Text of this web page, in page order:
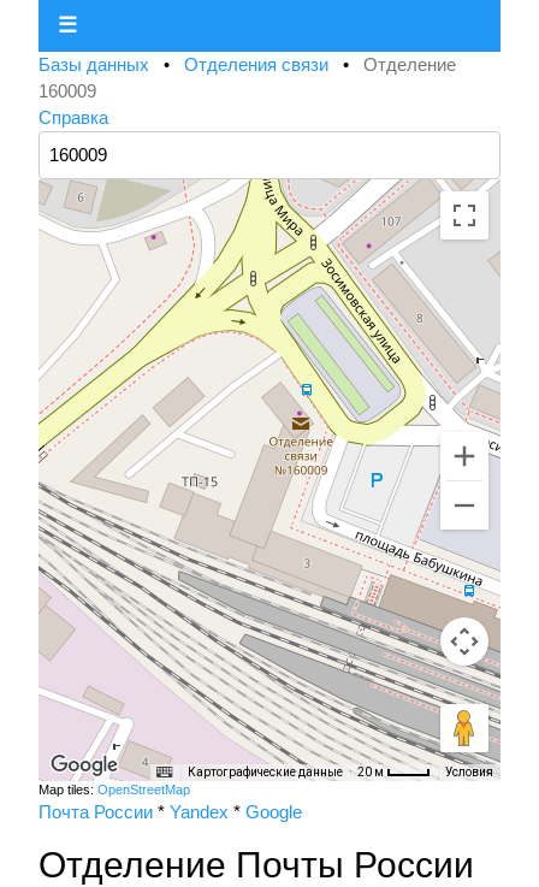
☰
Базы данных • Отделения связи • Отделение
160009
Справка
Картографические данные 20 м Условия
Map tiles: OpenStreetMap
Почта России * Yandex * Google
Отделение Почты России